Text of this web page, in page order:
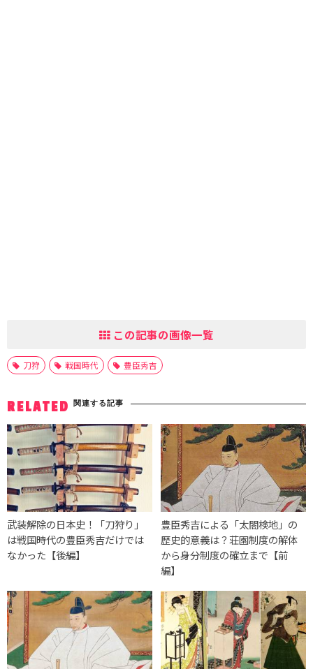
この記事の画像一覧
刀狩 戦国時代 豊臣秀吉
RELATED 関連する記事
武装解除の日本史！「刀狩り」
は戦国時代の豊臣秀吉だけでは
なかった【後編】
豊臣秀吉による「太閤検地」の
歴史的意義は？荘園制度の解体
から身分制度の確立まで【前
編】